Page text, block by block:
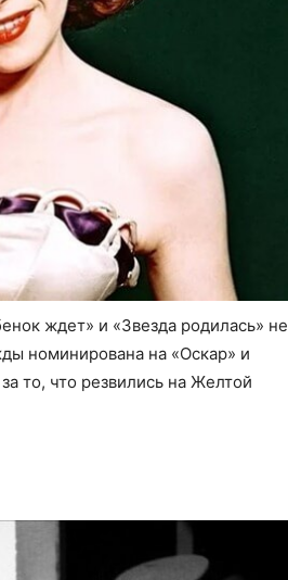
ждет» и «Звезда родилась» не
номинирована на «Оскар» и
то, что резвились на Желтой